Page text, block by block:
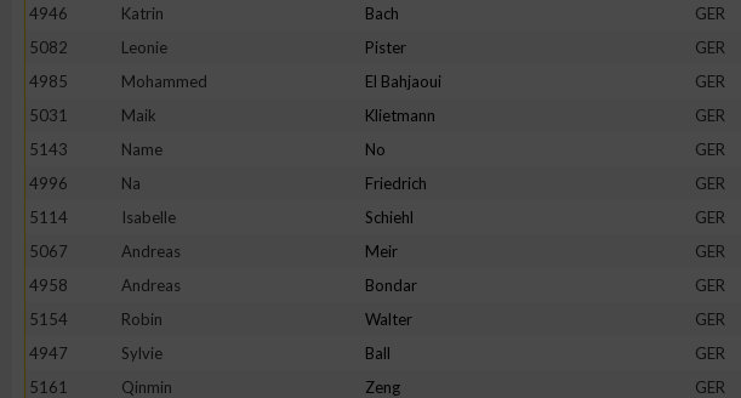
4946
Katrin Bach GER
5082
Leonie Pister GER
4985
Mohammed El Bahjaoui GER
5031
Maik Klietmann GER
5143
Name No GER
4996
Na Friedrich GER
5114
Isabelle Schiehl GER
5067
Andreas Meir GER
4958
Andreas Bondar GER
5154
Robin Walter GER
4947
Sylvie Ball GER
5161
Qinmin Zeng GER
Erstellung von Profilen zur Personalisierung von Inhalten
Verwendung von Profilen zur Auswahl personalisierter Inhalte
verschiedenen Quellen